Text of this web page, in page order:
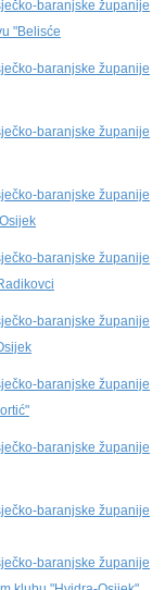
baranjske županije
"Belisće
baranjske županije
baranjske županije
baranjske županije
baranjske županije
baranjske županije
baranjske županije
baranjske županije
baranjske županije
baranjske županije